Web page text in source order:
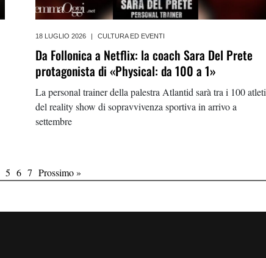
18 LUGLIO 2026 | CULTURA ED EVENTI
Da Follonica a Netflix: la coach Sara Del Prete
protagonista di «Physical: da 100 a 1»
La personal trainer della palestra Atlantid sarà tra i 100 atleti
del reality show di sopravvivenza sportiva in arrivo a
settembre
5 6 7 Prossimo »